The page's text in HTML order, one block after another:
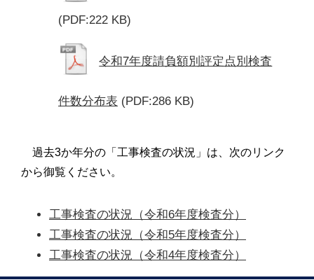
(PDF:222 KB)
令和7年度請負額別評定点別検査
件数分布表 (PDF:286 KB)
過去3か年分の「工事検査の状況」は、次のリンク
から御覧ください。
工事検査の状況（令和6年度検査分）
工事検査の状況（令和5年度検査分）
工事検査の状況（令和4年度検査分）